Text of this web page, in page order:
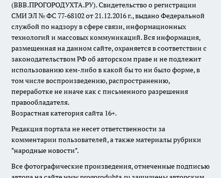
(ВВВ.ПРОГОРОДУХТА.РУ). Свидетельство о регистрации
СМИ ЭЛ № ФС 77-68102 от 21.12.2016 г., выдано Федеральной
службой по надзору в сфере связи, информационных
технологий и массовых коммуникаций. Вся информация,
размещенная на данном сайте, охраняется в соответствии с
законодательством РФ об авторском праве и не подлежит
использованию кем-либо в какой бы то ни было форме, в
том числе воспроизведению, распространению,
переработке не иначе как с письменного разрешения
правообладателя.
Возрастная категория сайта 16+.
Редакция портала не несет ответственности за
комментарии пользователей, а также материалы рубрики
"народные новости".
Все фотографические произведения, отмеченные подписью